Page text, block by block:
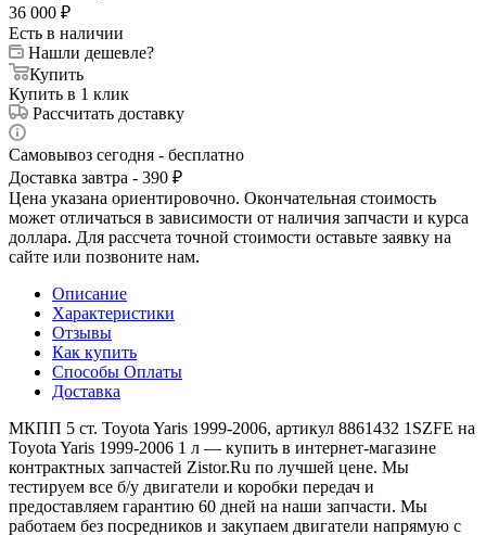
36 000 ₽
Есть в наличии
Нашли дешевле?
Купить
Купить в 1 клик
Рассчитать доставку
Самовывоз сегодня - бесплатно
Доставка завтра - 390 ₽
Цена указана ориентировочно. Окончательная стоимость
может отличаться в зависимости от наличия запчасти и курса
доллара. Для рассчета точной стоимости оставьте заявку на
сайте или позвоните нам.
Описание
Характеристики
Отзывы
Как купить
Способы Оплаты
Доставка
МКПП 5 ст. Toyota Yaris 1999-2006, артикул 8861432 1SZFE на
Toyota Yaris 1999-2006 1 л — купить в интернет-магазине
контрактных запчастей Zistor.Ru по лучшей цене. Мы
тестируем все б/у двигатели и коробки передач и
предоставляем гарантию 60 дней на наши запчасти. Мы
работаем без посредников и закупаем двигатели напрямую с